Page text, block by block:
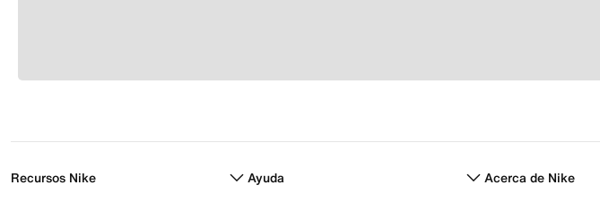
Recursos Nike Ayuda Acerca de Nike